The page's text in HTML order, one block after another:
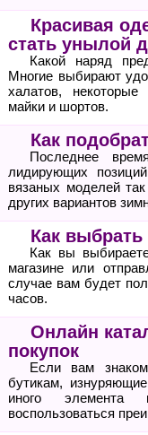
Красивая
стать унылой
Какой наряд
Многие выбирают
халатов,
майки и шортов.
Как
Последнее
лидирующих
вязаных моделей
других вариантов
Как
Как вы
магазине или
случае вам будет
часов.
Онлайн
покупок
Если вам
бутикам,
иного элемента
воспользоваться